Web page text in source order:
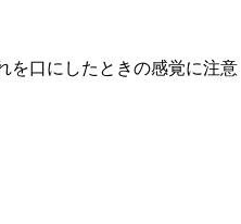
を口にしたときの感覚に注意